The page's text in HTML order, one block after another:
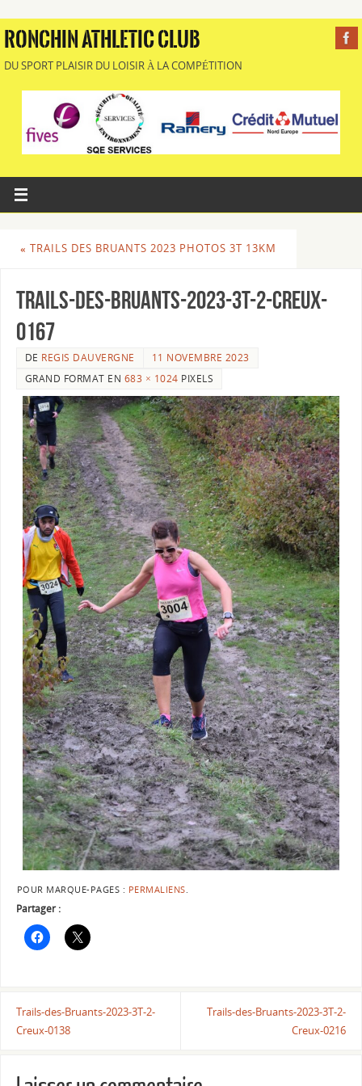
RONCHIN ATHLETIC CLUB
DU SPORT PLAISIR DU LOISIR À LA COMPÉTITION
« TRAILS DES BRUANTS 2023 PHOTOS 3T 13KM
Trails-des-Bruants-2023-3T-2-Creux-
0167
DE REGIS DAUVERGNE
11 NOVEMBRE 2023
GRAND FORMAT EN 683 × 1024 PIXELS
POUR MARQUE-PAGES : PERMALIENS
Partager :
Trails-des-Bruants-2023-3T-2-
Creux-0138
Trails-des-Bruants-2023-3T-2-
Creux-0216